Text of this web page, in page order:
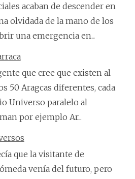
acaban de descender en
olvidada de la mano de los
una emergencia en...
que cree que existen al
50 Aragcas diferentes, cada
Universo paralelo al
por ejemplo Ar...
que la visitante de
venía del futuro, pero